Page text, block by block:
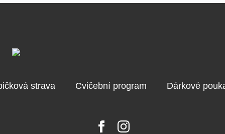
strava Cvičební program Dárkové